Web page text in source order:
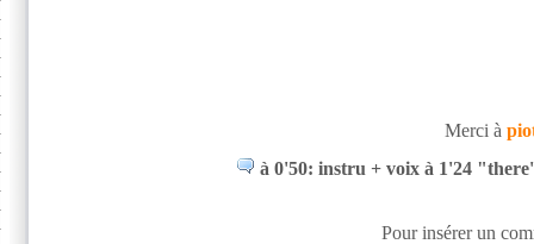
Merci à
à 0'50: instru + voix à 1'24
Pour insérer un